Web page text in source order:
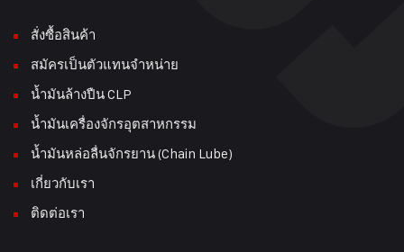
สั่งซื้อสินค้า
สมัครเป็นตัวแทนจำหน่าย
น้ำมันล้างปืน CLP
น้ำมันเครื่องจักรอุตสาหกรรม
น้ำมันหล่อลื่นจักรยาน (Chain Lube)
เกี่ยวกับเรา
ติดต่อเรา